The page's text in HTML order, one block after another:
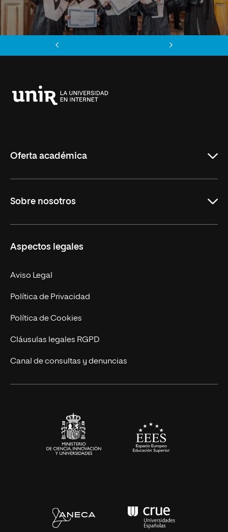
Oferta académica
Másteres Oficiales
Másteres Propios
Doctorados
Experto Universitario
Postgrados
Cursos Universitarios
Sobre nosotros
Facultades
Nuestro Equipo
Trabaja en UNIR
Actualidad
UNIR Revista
Eventos
Aspectos legales
Aviso Legal
Política de Privacidad
Política de Cookies
Cláusulas legales RGPD
Canal de consultas y denuncias